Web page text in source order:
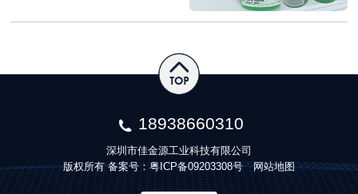
18938660310
深圳市佳金源工业科技有限公司
版权所有 备案号：粤ICP备09203308号 网站地图